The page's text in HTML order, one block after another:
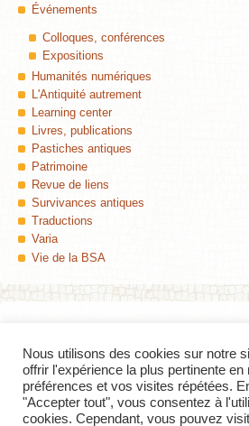
Événements
Colloques, conférences
Expositions
Humanités numériques
L'Antiquité autrement
Learning center
Livres, publications
Pastiches antiques
Patrimoine
Revue de liens
Survivances antiques
Traductions
Varia
Vie de la BSA
Colophon
Insula, Le blog de la Bibliothèque des Sciences
Lille) — ISSN 2427-8297
Nous utilisons des cookies sur notre
offrir l'expérience la plus pertinente
préférences et vos visites répétées.
"Accepter tout", vous consentez à
cookies. Cependant, vous pouvez